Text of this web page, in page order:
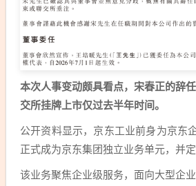
本次人事变动颇具看点，宋春正的辞
交所挂牌上市仅过去半年时间。
公开资料显示，京东工业前身为京东
正式成为京东集团独立业务单元，并定
该业务聚焦企业级服务，面向大型企